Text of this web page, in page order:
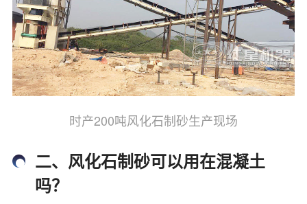
时产200吨风化石制砂生产现场
二、风化石制砂可以用在混凝土
吗？